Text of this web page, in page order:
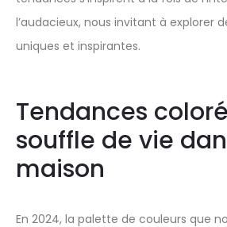
l’audacieux, nous invitant à explorer
uniques et inspirantes.
Tendances
souffle de vie
maison
En 2024, la palette de couleurs que